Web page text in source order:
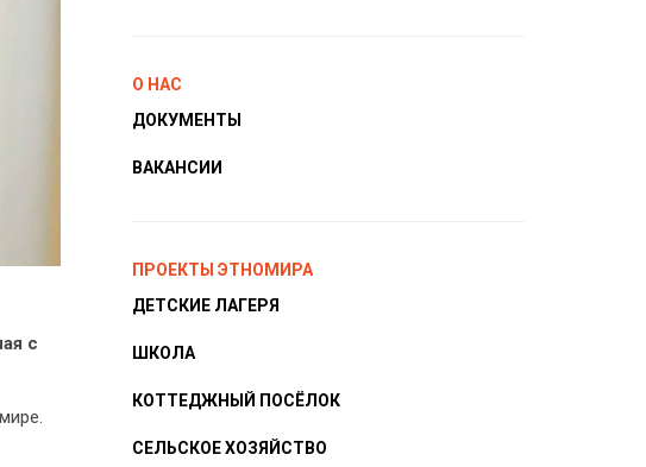
с
О НАС
ДОКУМЕНТЫ
ВАКАНСИИ
ПРОЕКТЫ ЭТНОМИРА
ДЕТСКИЕ ЛАГЕРЯ
ШКОЛА
КОТТЕДЖНЫЙ ПОСЁЛОК
СЕЛЬСКОЕ ХОЗЯЙСТВО